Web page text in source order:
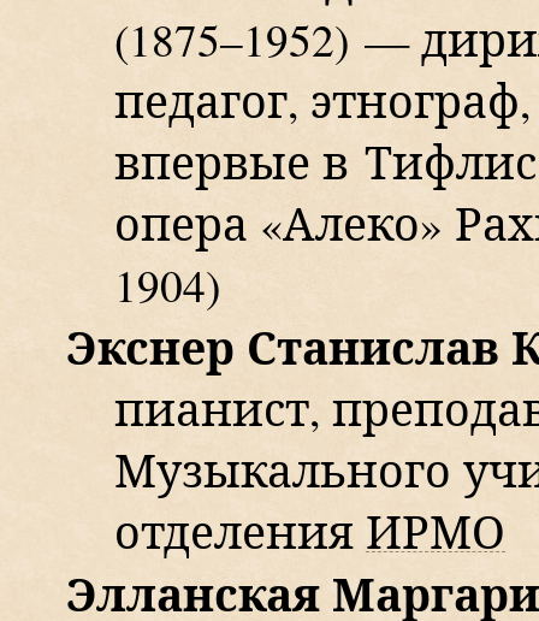
(1875–1952) —
педагог,
впервые в
опера «Алеко»
1904)
Экснер Станислав
пианист,
Музыкального
отделения ИРМО
Элланская